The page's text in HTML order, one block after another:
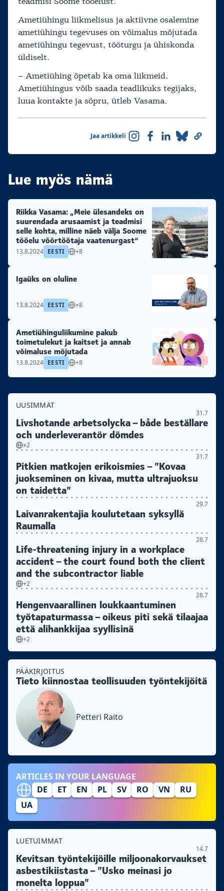
Ametiühingu liikmelisus ja aktiivne osalemine
ametiühingu tegevuses on võimalus mõjutada
ametiühingu tegevust, tööturgu ja ühiskonda
üldiselt.
– Ametiühing õpetab ka oma liikmeid.
Ametiühingus võib saada teadlikuks tegijaks,
luua kontakte ja sõpru, ütleb Vasama.
Jaa artikkeli
Lue myös nämä
Riikka Vasama: „Meie ülesandeks on
suurendada arusaamist ja teadmisi
selle kohta, milline näeb välja Soome
tööelu võõrtöötaja vaatenurgast“
13.8.2024 EESTI +8
Igaüks on oluline
13.8.2024 EESTI +8
Ametiühinguliikumine pakub
toimetulekut ja kaitset ja annab
võimaluse mõjutada
13.8.2024 EESTI +8
UUSIMMAT
31.7
Livshotande arbetsolycka – både beställare
och underleverantör dömdes
+2
31.7
Pitkien matkojen erikoismies – ”Kovaa
juokseminen on kivaa, mutta ultrajuoksu
on taidetta”
29.7
Laivanrakentajia koulutetaan syksyllä
Raumalla
28.7
Life-threatening injury in a workplace
accident – the court found both the client
and the subcontractor liable
+2
28.7
Hengenvaarallinen loukkaantuminen
työtapaturmassa – oikeus piti sekä tilaajaa
että alihankkijaa syyllisinä
+2
PÄÄKIRJOITUS
Tieto kiinnostaa teollisuuden työntekijöitä
Petteri Raito
ARTICLES IN YOUR LANGUAGE
DE
ET EN PL SV RO VN
RU
UA
LUETUIMMAT
14.7
Kevitsan työntekijöille miljoonakorvaukset
asbestikiistasta – ”Usko meinasi jo
monelta loppua”